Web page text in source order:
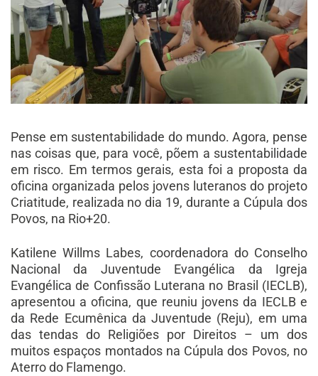
Pense em sustentabilidade do mundo. Agora, pense
nas coisas que, para você, põem a sustentabilidade
em risco. Em termos gerais, esta foi a proposta da
oficina organizada pelos jovens luteranos do projeto
Criatitude, realizada no dia 19, durante a Cúpula dos
Povos, na Rio+20.
Katilene Willms Labes, coordenadora do Conselho
Nacional da Juventude Evangélica da Igreja
Evangélica de Confissão Luterana no Brasil (IECLB),
apresentou a oficina, que reuniu jovens da IECLB e
da Rede Ecumênica da Juventude (Reju), em uma
das tendas do Religiões por Direitos – um dos
muitos espaços montados na Cúpula dos Povos, no
Aterro do Flamengo.